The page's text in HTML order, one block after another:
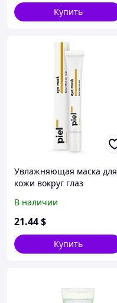
Купить
Увлажняющая маска для
кожи вокруг глаз
В наличии
21.44$
Купить